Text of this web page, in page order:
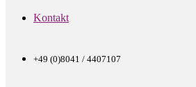
Kontakt
+49 (0)8041 / 4407107